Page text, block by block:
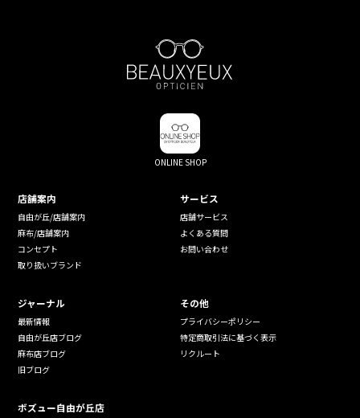
ONLINE SHOP
店舗案内
自由が丘/店舗案内
麻布/店舗案内
コンセプト
取り扱いブランド
サービス
店舗サービス
よくある質問
お問い合わせ
ジャーナル
最新情報
自由が丘店ブログ
麻布店ブログ
旧ブログ
その他
プライバシーポリシー
特定商取引法に基づく表示
リクルート
ボズュー自由が丘店